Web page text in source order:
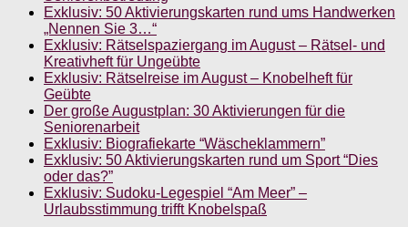
Exklusiv: 50 Aktivierungskarten rund ums Handwerken
„Nennen Sie 3…“
Exklusiv: Rätselspaziergang im August – Rätsel- und
Kreativheft für Ungeübte
Exklusiv: Rätselreise im August – Knobelheft für
Geübte
Der große Augustplan: 30 Aktivierungen für die
Seniorenarbeit
Exklusiv: Biografiekarte “Wäscheklammern”
Exklusiv: 50 Aktivierungskarten rund um Sport “Dies
oder das?”
Exklusiv: Sudoku-Legespiel “Am Meer” –
Urlaubsstimmung trifft Knobelspaß